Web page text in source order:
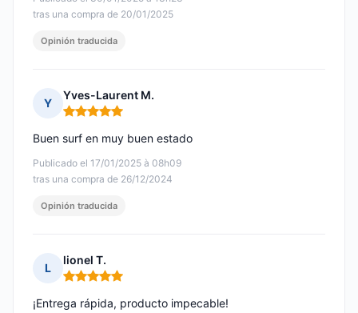
tras una compra de 20/01/2025
Opinión traducida
Y
Yves-Laurent M.
Nota: 5 de 5
Publicado el 17/01/2025 à 08h09
tras una compra de 26/12/2024
Buen surf en muy buen estado
Opinión traducida
L
lionel T.
Nota: 5 de 5
¡Entrega rápida, producto impecable!